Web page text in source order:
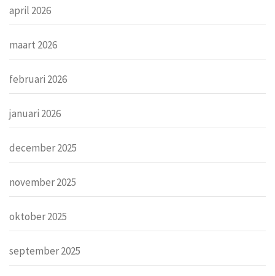
april 2026
maart 2026
februari 2026
januari 2026
december 2025
november 2025
oktober 2025
september 2025